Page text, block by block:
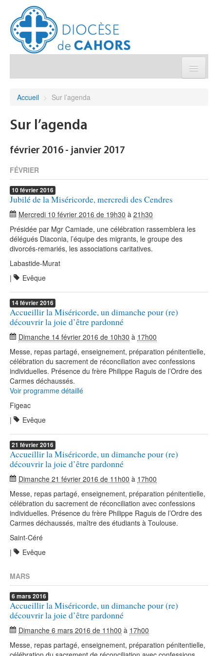
Agenda diocésain
Je donne
Annuaire/Contact
Accueil > Sur l’agenda
Sur l’agenda
février 2016 - janvier 2017
FÉVRIER
10 février2016
Jubilé de la Miséricorde, mercredi des Cendres
Mercredi 10 février 2016 de 19h30 à 21h30
Présidée par Mgr Camiade, une célébration rassemblera les
délégués Diaconia, l’équipe des migrants, le groupe des
divorcés-remariés, les associations caritatives.
Labastide-Murat
|
Evêque
14février2016
Accueillir la Miséricorde, un dimanche pour (re)
découvrir la joie d’être pardonné
Dimanche 14 février 2016 de 10h30 à 17h00
Messe, repas partagé, enseignement, préparation pénitentielle,
célébration du sacrement de réconciliation avec confessions
individuelles. Présence du frère Philippe Raguis de l’Ordre des
Carmes déchaussés.
Voir programme détaillé
Figeac
|
Evêque
21 février2016
Accueillir la Miséricorde, un dimanche pour (re)
découvrir la joie d’être pardonné
Dimanche 21 février 2016 de 11h00 à 17h00
Messe, repas partagé, enseignement, préparation pénitentielle,
célébration du sacrement de réconciliation avec confessions
individuelles. Présence du frère Philippe Raguis de l’Ordre des
Carmes déchaussés, maître des étudiants à Toulouse.
Saint-Céré
|
Evêque
MARS
6 mars 2016
Accueillir la Miséricorde, un dimanche pour (re)
découvrir la joie d’être pardonné
Dimanche 6 mars 2016 de 11h00 à 17h00
Messe, repas partagé, enseignement, préparation pénitentielle,